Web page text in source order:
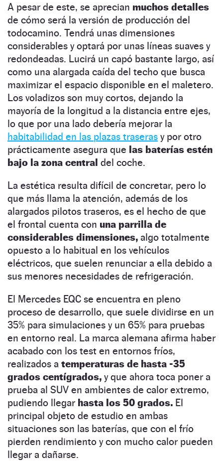
A pesar de este, se aprecian muchos detalles
de cómo será la versión de producción del
todocamino. Tendrá unas dimensiones
considerables y optará por unas líneas suaves y
redondeadas. Lucirá un capó bastante largo, así
como una alargada caída del techo que busca
maximizar el espacio disponible en el maletero.
Los voladizos son muy cortos, dejando la
mayoría de la longitud a la distancia entre ejes,
lo que por una lado debería mejorar la
habitabilidad en las plazas traseras y por otro
prácticamente asegura que las baterías estén
bajo la zona central del coche.
La estética resulta difícil de concretar, pero lo
que más llama la atención, además de los
alargados pilotos traseros, es el hecho de que
el frontal cuenta con una parrilla de
considerables dimensiones, algo totalmente
opuesto a lo habitual en los vehículos
eléctricos, que suelen renunciar a ella debido a
sus menores necesidades de refrigeración.
El Mercedes EQC se encuentra en pleno
proceso de desarrollo, que suele dividirse en un
35% para simulaciones y un 65% para pruebas
en entorno real. La marca alemana afirma haber
acabado con los test en entornos fríos,
realizados a temperaturas de hasta -35
grados centígrados, y que ahora toca poner a
prueba al SUV en ambientes de calor extremo,
pudiendo llegar hasta los 50 grados. El
principal objeto de estudio en ambas
situaciones son las baterías, que con el frío
pierden rendimiento y con mucho calor pueden
llegar a dañarse.